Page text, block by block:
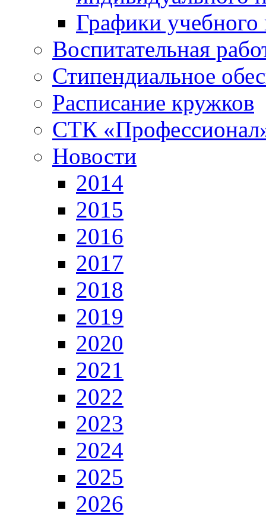
Графики учебного
Воспитательная
Стипендиальное
Расписание кружков
СТК
Новости
2014
2015
2016
2017
2018
2019
2020
2021
2022
2023
2024
2025
2026